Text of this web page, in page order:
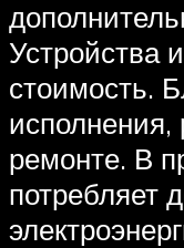
Устройства
стоимость.
исполнения,
ремонте. В
потребляет